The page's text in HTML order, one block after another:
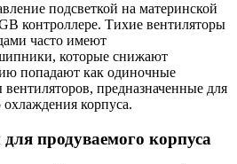
подсветкой на материнской
контроллере. Тихие вентиляторы
часто имеют
которые снижают
попадают как одиночные
предназначенные для
корпуса.
продуваемого корпуса